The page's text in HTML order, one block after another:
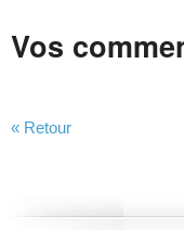
Vos
« Retour